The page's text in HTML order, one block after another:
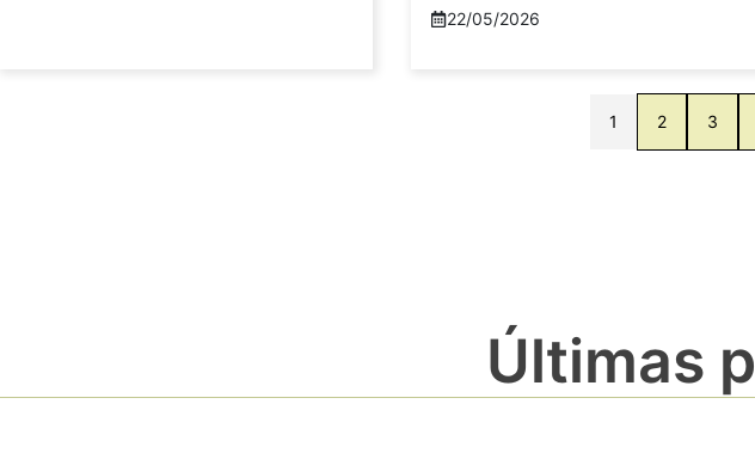
22/05/2026
1 2 3
Últimas